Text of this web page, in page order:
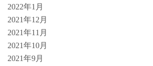
2022年1月
2021年12月
2021年11月
2021年10月
2021年9月